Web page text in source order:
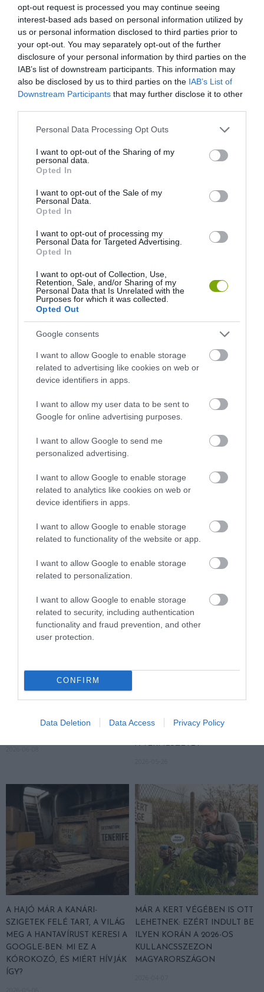
opt-out request is processed you may continue seeing
interest-based ads based on personal information utilized by
us or personal information disclosed to third parties prior to
your opt-out. You may separately opt-out of the further
disclosure of your personal information by third parties on the
IAB’s list of downstream participants. This information may
also be disclosed by us to third parties on the IAB’s List of
Downstream Participants that may further disclose it to other
Please note that this website/app uses one or more Google
not limited to your visit or usage behaviour. You may click to
grant or deny consent to Google and its third-party tags to
use your data for below specified purposes in below Google
consent section.
Personal Data Processing Opt Outs
I want to opt-out of the Sharing of my
personal data.
Opted In
I want to opt-out of the Sale of my
Personal Data.
Opted In
I want to opt-out of processing my
Personal Data for Targeted Advertising.
Opted In
I want to opt-out of Collection, Use,
Retention, Sale, and/or Sharing of my
Personal Data that Is Unrelated with the
Purposes for which it was collected.
Opted Out
Google consents
I want to allow Google to enable storage
related to advertising like cookies on web or
device identifiers in apps.
I want to allow my user data to be sent to
Google for online advertising purposes.
I want to allow Google to send me
personalized advertising.
I want to allow Google to enable storage
related to analytics like cookies on web or
device identifiers in apps.
I want to allow Google to enable storage
related to functionality of the website or app.
I want to allow Google to enable storage
related to personalization.
I want to allow Google to enable storage
related to security, including authentication
functionality and fraud prevention, and other
user protection.
CONFIRM
Data Deletion Data Access Privacy Policy
ARBORÉTUMBA
2026-08-04
SZŐLŐ ÉS KOMLÓ
KIRÁNDULÁS A
PANNONHALMI
GYÓGYNÖVÉNYKERTBE ÉS
2026-08-04
PANNONHALMI FŐAPÁTSÁG
2026-08-04
SÖRFŐZDÉBE, A BENCÉS
APÁTSÁG HABOS OLDALÁRA
VAN: ÓRIÁSI REJTETT TÁJ
HÚZÓDIK KELET-ANTARKTISZ
KULLANCSOK ELLEN
A BÜKKI ŐSERDŐ, AHOL
A TERMÉSZETET
A HAJÓ MÁR A KANÁRI-
SZIGETEK FELÉ TART, A VILÁG
MEG A HANTAVÍRUST KERESI A
GOOGLE-BEN: MI EZ A
KÓROKOZÓ, ÉS MIÉRT HÍVJÁK
ÍGY?
MÁR A KERT VÉGÉBEN IS OTT
LEHETNEK: EZÉRT INDULT BE
ILYEN KORÁN A 2026-OS
KULLANCSSZEZON
MAGYARORSZÁGON